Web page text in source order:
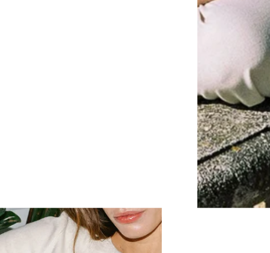
Kundenbewertungen
Schreiben Sie die erste Bewertung
Bewertung schreiben